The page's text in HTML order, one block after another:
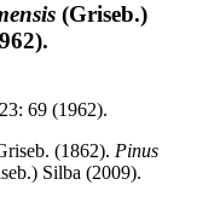
(Griseb.)
69 (1962).
(1862). Pinus
Silba (2009).